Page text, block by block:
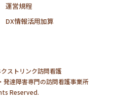
運営規程
DX情報活用加算
ストリンク訪問看護
発達障害専門の訪問看護事業所
Reserved.